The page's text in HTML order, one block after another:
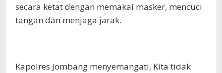
secara ketat dengan memakai masker, mencuci
tangan dan menjaga jarak.
Kapolres Jombang menyemangati, Kita tidak